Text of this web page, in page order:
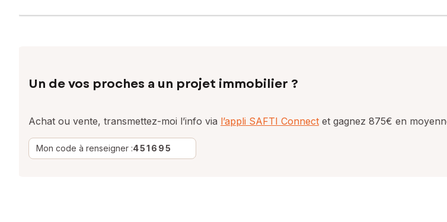
Un de vos proches a un projet immobilier ?
Achat ou vente, transmettez-moi l’info via l’appli SAFTI Connect et gagnez 875€ en
Mon code à renseigner :451695